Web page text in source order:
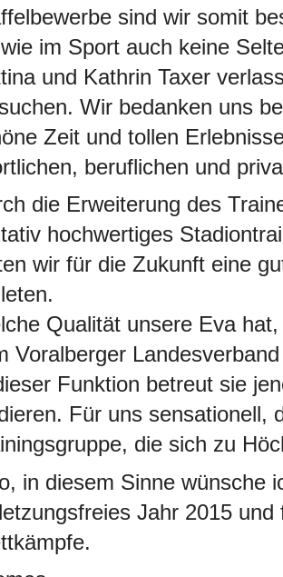
sind wir somit
im Sport auch keine
und Kathrin Taxer
Wir bedanken uns
Zeit und tollen
beruflichen und
die Erweiterung des
hochwertiges
wir für die Zukunft eine
Qualität unsere Eva
Voralberger
Funktion betreut sie
Für uns sensationell,
die sich zu
in diesem Sinne wünsche
Jahr 2015